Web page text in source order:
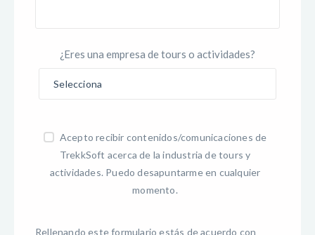
¿Eres una empresa de tours o actividades?
Acepto recibir contenidos/comunicaciones de
TrekkSoft acerca de la industria de tours y
actividades. Puedo desapuntarme en cualquier
momento.
Rellenando este formulario estás de acuerdo con